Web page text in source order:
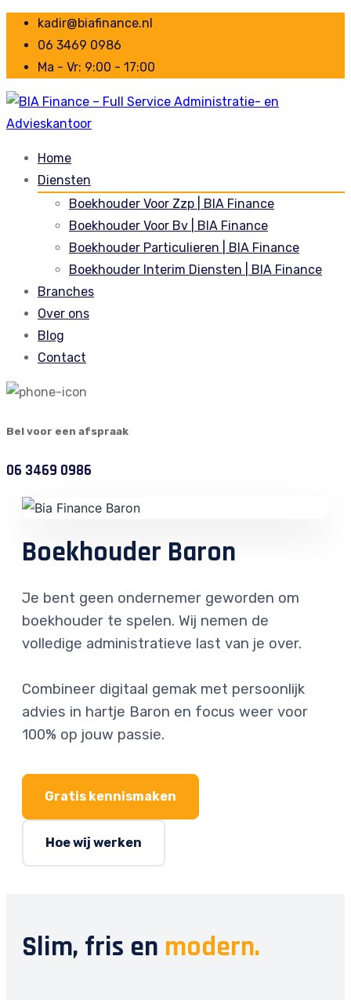
kadir@biafinance.nl
06 3469 0986
Ma - Vr: 9:00 - 17:00
Home
Diensten
Boekhouder Voor Zzp | BIA Finance
Boekhouder Voor Bv | BIA Finance
Boekhouder Particulieren | BIA Finance
Boekhouder Interim Diensten | BIA Finance
Branches
Over ons
Blog
Contact
Bel voor een afspraak
06 3469 0986
Boekhouder Baron
Je bent geen ondernemer geworden om
boekhouder te spelen. Wij nemen de
volledige administratieve last van je over.
Combineer digitaal gemak met persoonlijk
advies in hartje Baron en focus weer voor
100% op jouw passie.
Gratis kennismaken
Hoe wij werken
Slim, fris en modern.